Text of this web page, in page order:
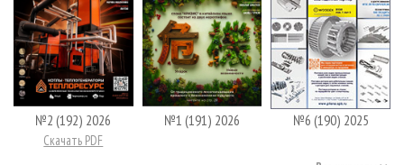
№2 (192) 2026
Скачать PDF
№1 (191) 2026 №6 (190) 2025